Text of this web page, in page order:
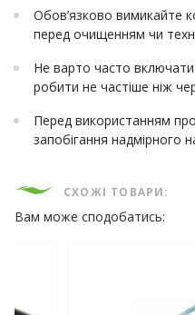
Обов’язково вимикайте
перед очищенням чи
Не варто часто
робити не частіше ніж
Перед використанням
запобігання надмірного
СХОЖІ ТОВАРИ:
Вам може сподобатись: